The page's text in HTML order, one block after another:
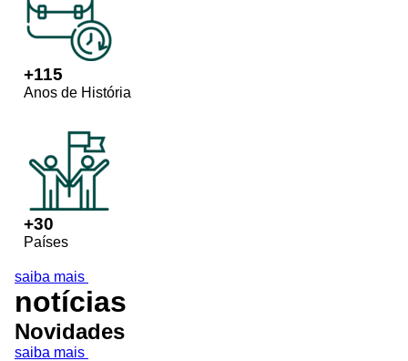
+115
Anos de História
+30
Países
saiba mais
notícias
Novidades
saiba mais